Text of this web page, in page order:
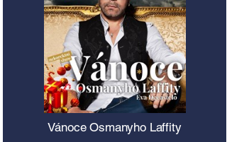
Vánoce Osmanyho Laffity